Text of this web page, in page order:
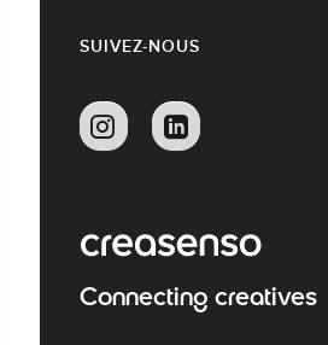
SUIVEZ-NOUS
Connecting creatives